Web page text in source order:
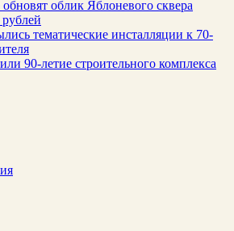
облик Яблоневого сквера
тематические инсталляции к 70-
90-летие строительного комплекса